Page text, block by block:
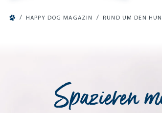
/ HAPPY DOG MAGAZIN / RUND UM DEN
Spazieren